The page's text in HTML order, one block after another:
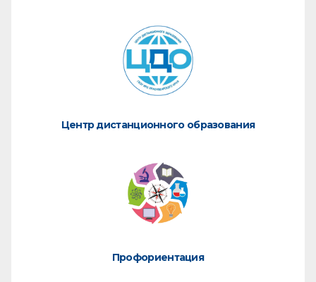
Центр дистанционного образования
Профориентация